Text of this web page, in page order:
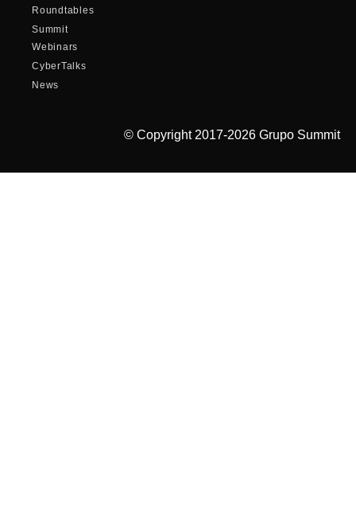
Roundtables
Summit
Webinars
CyberTalks
News
© Copyright 2017-2026 Grupo Summit